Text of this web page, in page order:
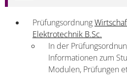
Prüfungsordnung
Elektrotechnik B.Sc.
In der
Informa­tionen zum
Modulen, Prüfungen